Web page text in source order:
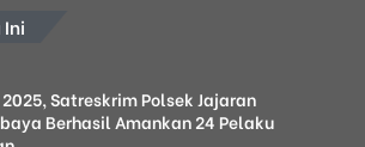
Satreskrim Polsek Jajaran
Berhasil Amankan 24 Pelaku